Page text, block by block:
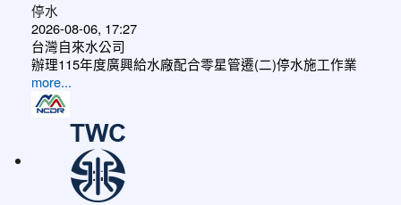
停水
2026-08-06, 17:27
台灣自來水公司
辦理115年度廣興給水廠配合零星管遷(二)停水施工作業
more...